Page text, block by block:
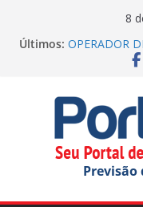
8
Últimos: OPERADOR
(inscrições
Casa do
Complexo
implantação
Festival
Previsão